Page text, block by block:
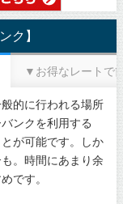
ク】
▼お得なレートで
的に行われる場所
ンクを利用する
が可能です。しか
。時間にあまり余
です。